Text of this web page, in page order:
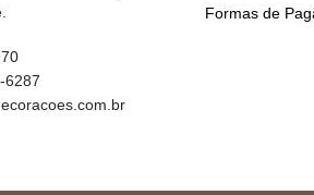
6287
Formas de